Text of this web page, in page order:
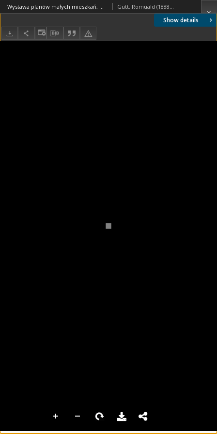
Show details
Wystawa planów małych mieszkań, plan mieszkania w Gdyni Gutt, Romuald (1888-1974). Autor